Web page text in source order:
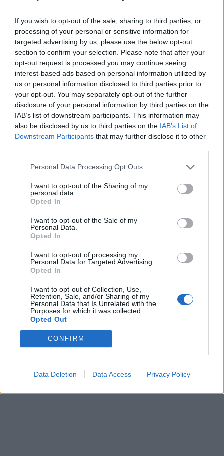
If you wish to opt-out of the sale, sharing to third parties, or
processing of your personal or sensitive information for
targeted advertising by us, please use the below opt-out
section to confirm your selection. Please note that after your
opt-out request is processed you may continue seeing
interest-based ads based on personal information utilized by
us or personal information disclosed to third parties prior to
your opt-out. You may separately opt-out of the further
disclosure of your personal information by third parties on the
IAB’s list of downstream participants. This information may
also be disclosed by us to third parties on the IAB’s List of
Downstream Participants that may further disclose it to other
Personal Data Processing Opt Outs
I want to opt-out of the Sharing of my
personal data.
Opted In
I want to opt-out of the Sale of my
Personal Data.
Opted In
I want to opt-out of processing my
Personal Data for Targeted Advertising.
Opted In
I want to opt-out of Collection, Use,
Retention, Sale, and/or Sharing of my
Personal Data that Is Unrelated with the
Purposes for which it was collected.
Opted Out
CONFIRM
Data Deletion Data Access Privacy Policy
In evidenza